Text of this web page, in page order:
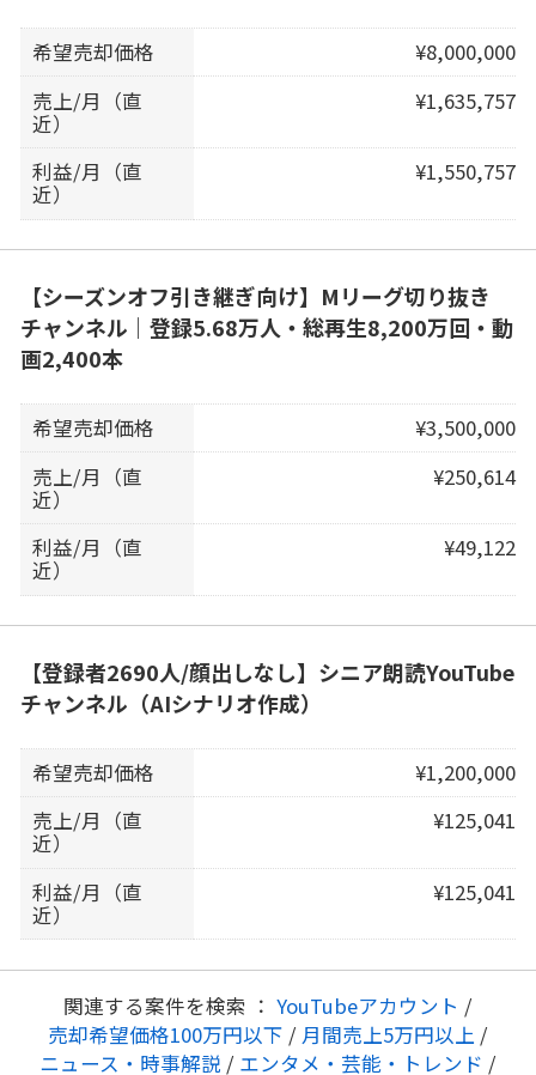
希望売却価格
¥8,000,000
売上/月（直
近）
¥1,635,757
利益/月（直
近）
¥1,550,757
【シーズンオフ引き継ぎ向け】Mリーグ切り抜き
チャンネル｜登録5.68万人・総再生8,200万回・動
画2,400本
希望売却価格
¥3,500,000
売上/月（直
近）
¥250,614
利益/月（直
近）
¥49,122
【登録者2690人/顔出しなし】シニア朗読YouTube
チャンネル（AIシナリオ作成）
希望売却価格
¥1,200,000
売上/月（直
近）
¥125,041
利益/月（直
近）
¥125,041
関連する案件を検索 ： YouTubeアカウント /
売却希望価格100万円以下 / 月間売上5万円以上 /
ニュース・時事解説 / エンタメ・芸能・トレンド /